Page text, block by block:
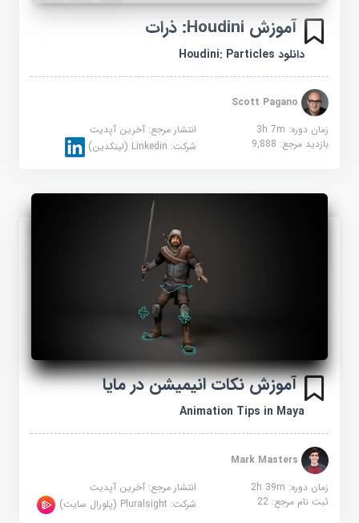
آموزش Houdini: ذرات
دانلود Houdini: Particles
Scott Pagano
زمان دوره: 3h 7m
انتشار مرجع:آخرین آپدیت
بازدید مرجع:9,888 شرکت:Linkedin (لینکدین)
آموزش نکات انیمیشن در مایا
Animation Tips in Maya
Mark Masters
زمان دوره: 2h 39m
انتشار مرجع:آخرین آپدیت
ثبت نام مرجع:22 شرکت:Pluralsight (پلورال سایت)